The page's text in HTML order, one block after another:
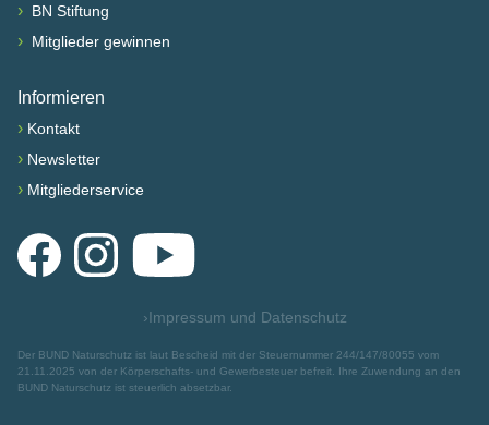
› BN Stiftung
› Mitglieder gewinnen
Informieren
› Kontakt
› Newsletter
› Mitgliederservice
FacebookInstagramYouTube
›Impressum und Datenschutz
Der BUND Naturschutz ist laut Bescheid mit der Steuernummer 244/147/80055 vom
21.11.2025 von der Körperschafts- und Gewerbesteuer befreit. Ihre Zuwendung an den
BUND Naturschutz ist steuerlich absetzbar.